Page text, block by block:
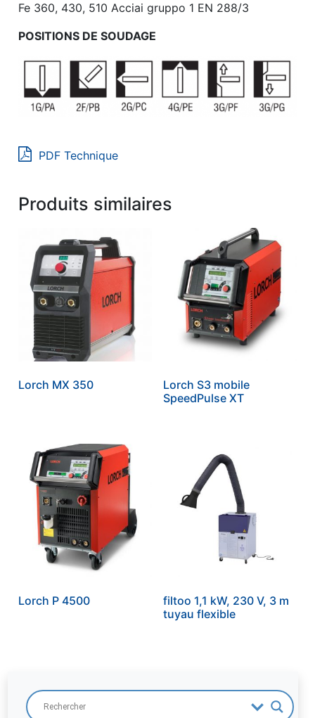
Fe 360, 430, 510 Acciai gruppo 1 EN 288/3
POSITIONS DE SOUDAGE
PDF Technique
Produits similaires
Lorch MX 350
Lorch S3 mobile
SpeedPulse XT
Lorch P 4500
filtoo 1,1 kW, 230 V, 3 m
tuyau flexible